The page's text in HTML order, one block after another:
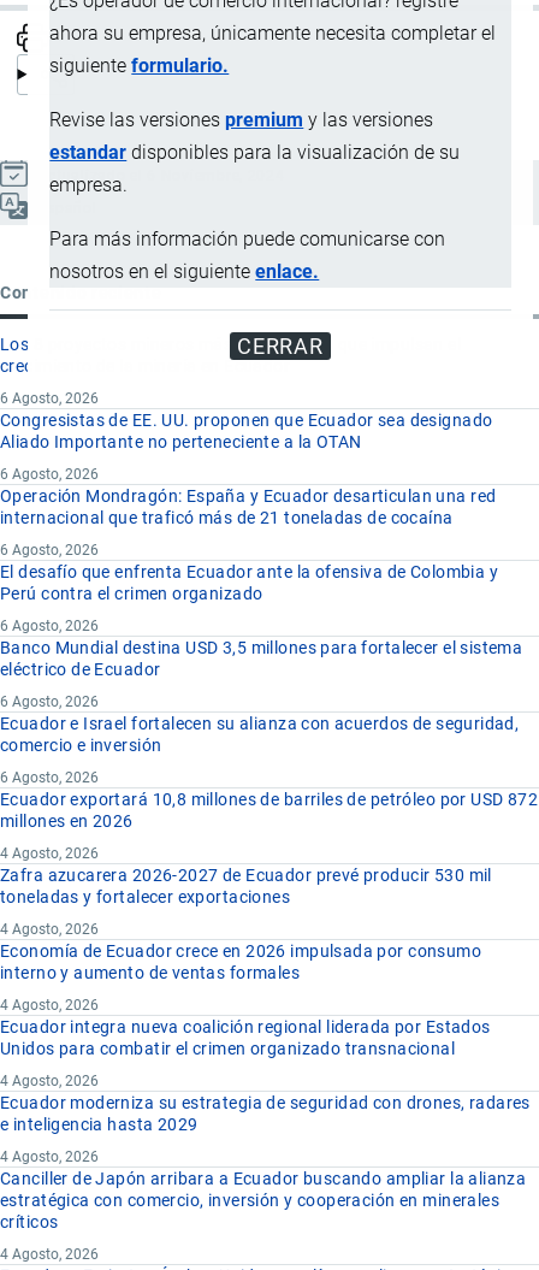
ahora su empresa, únicamente necesita completar el
siguienteformulario.
Revise las versionespremium y las versiones
estandar disponibles para la visualización de su
empresa.
Para más información puede comunicarse con
nosotros en el siguienteenlace.
CERRAR
Contenido reciente
Los 8 proyectos mineros más importantes que impulsan el
crecimiento de la minería en Ecuador
6 Agosto, 2026
Congresistas de EE. UU. proponen que Ecuador sea designado
Aliado Importante no perteneciente a la OTAN
6 Agosto, 2026
Operación Mondragón: España y Ecuador desarticulan una red
internacional que traficó más de 21 toneladas de cocaína
6 Agosto, 2026
El desafío que enfrenta Ecuador ante la ofensiva de Colombia y
Perú contra el crimen organizado
6 Agosto, 2026
Banco Mundial destina USD 3,5 millones para fortalecer el sistema
eléctrico de Ecuador
6 Agosto, 2026
Ecuador e Israel fortalecen su alianza con acuerdos de seguridad,
comercio e inversión
6 Agosto, 2026
Ecuador exportará 10,8 millones de barriles de petróleo por USD 872
millones en 2026
4 Agosto, 2026
Zafra azucarera 2026-2027 de Ecuador prevé producir 530 mil
toneladas y fortalecer exportaciones
4 Agosto, 2026
Economía de Ecuador crece en 2026 impulsada por consumo
interno y aumento de ventas formales
4 Agosto, 2026
Ecuador integra nueva coalición regional liderada por Estados
Unidos para combatir el crimen organizado transnacional
4 Agosto, 2026
Ecuador moderniza su estrategia de seguridad con drones, radares
e inteligencia hasta 2029
4 Agosto, 2026
Canciller de Japón arribara a Ecuador buscando ampliar la alianza
estratégica con comercio, inversión y cooperación en minerales
críticos
4 Agosto, 2026